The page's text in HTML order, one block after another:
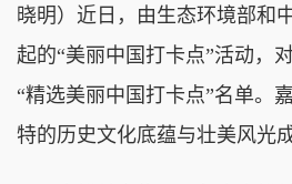
晓明）近日，由生态环境部和
起的“美丽中国打卡点”活动，
“精选美丽中国打卡点”名单。
特的历史文化底蕴与壮美风光